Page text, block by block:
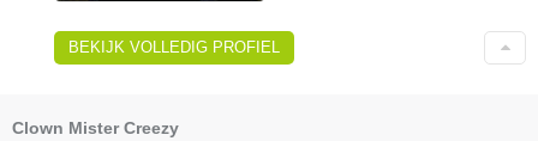
BEKIJK VOLLEDIG PROFIEL
Clown Mister Creezy